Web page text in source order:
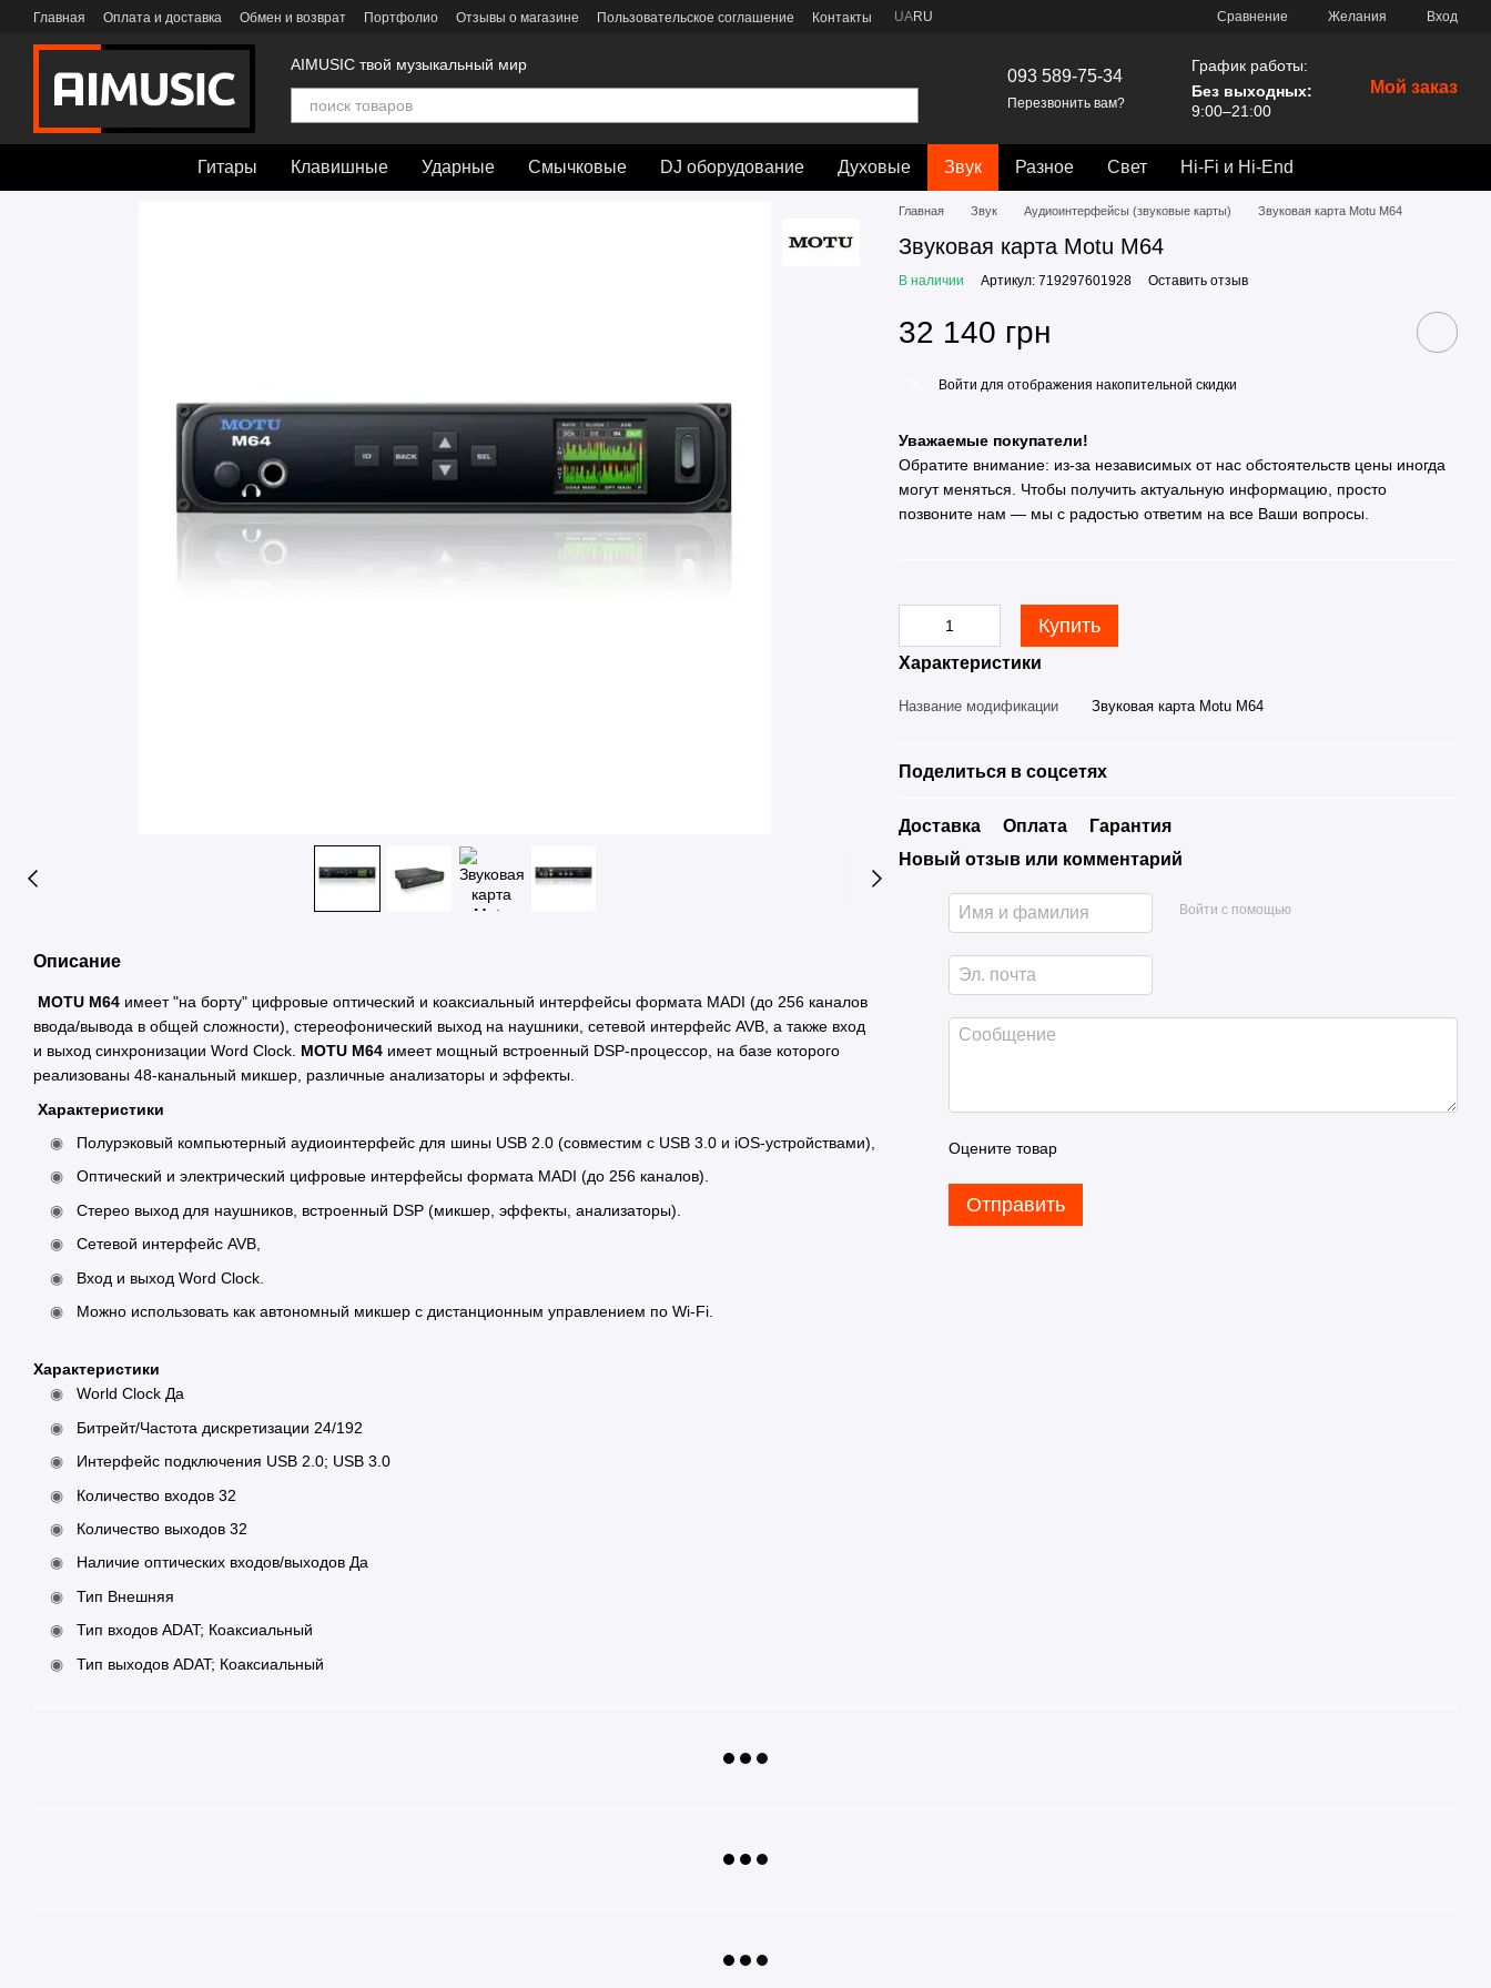
Перейти к основному контенту
Главная Оплата и доставка Обмен и возврат Портфолио Отзывы о магазине Пользовательское соглашение Контакты UARU Сравнение Желания Вход
AIMUSIC твой музыкальный мир
093 589-75-34
Перезвонить вам?
График работы:
Без выходных:
9:00–21:00
Мой заказ
Гитары Клавишные Ударные Смычковые DJ оборудование Духовые Звук Разное Свет Hi-Fi и Hi-End
Описание
MOTU M64 имеет "на борту" цифровые оптический и коаксиальный интерфейсы формата MADI (до 256 каналов
ввода/вывода в общей сложности), стереофонический выход на наушники, сетевой интерфейс AVB, а также вход
и выход синхронизации Word Clock. MOTU M64 имеет мощный встроенный DSP-процессор, на базе которого
реализованы 48-канальный микшер, различные анализаторы и эффекты.
Характеристики
Полурэковый компьютерный аудиоинтерфейс для шины USB 2.0 (совместим с USB 3.0 и iOS-устройствами),
Оптический и электрический цифровые интерфейсы формата MADI (до 256 каналов).
Стерео выход для наушников, встроенный DSP (микшер, эффекты, анализаторы).
Сетевой интерфейс AVB,
Вход и выход Word Clock.
Можно использовать как автономный микшер с дистанционным управлением по Wi-Fi.
Характеристики
World Clock Да
Битрейт/Частота дискретизации 24/192
Интерфейс подключения USB 2.0; USB 3.0
Количество входов 32
Количество выходов 32
Наличие оптических входов/выходов Да
Тип Внешняя
Тип входов ADAT; Коаксиальный
Тип выходов ADAT; Коаксиальный
Главная Звук Аудиоинтерфейсы (звуковые карты) Звуковая карта Motu M64
Звуковая карта Motu M64
В наличии Артикул: 719297601928 Оставить отзыв
32 140 грн
Войти для отображения накопительной скидки
Уважаемые покупатели!
Обратите внимание: из-за независимых от нас обстоятельств цены иногда
могут меняться. Чтобы получить актуальную информацию, просто
позвоните нам — мы с радостью ответим на все Ваши вопросы.
Купить
Характеристики
Название модификации Звуковая карта Motu M64
Поделиться в соцсетях
Доставка Оплата
Гарантия
Новый отзыв или комментарий
Войти с помощью
Оцените товар
Отправить